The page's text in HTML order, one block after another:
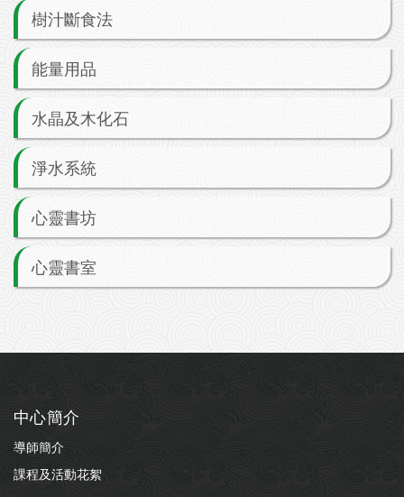
樹汁斷食法
能量用品
水晶及木化石
淨水系統
心靈書坊
心靈書室
中心簡介
導師簡介
課程及活動花絮